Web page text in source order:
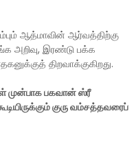
ஆத்மாவின் ஆர்வத்திற்கு
அறிவு, இரண்டு பக்க
திறவாக்குகிறது.
முன்பாக பகவான் ஸ்ரீ
குரு வம்சத்தவரைப்